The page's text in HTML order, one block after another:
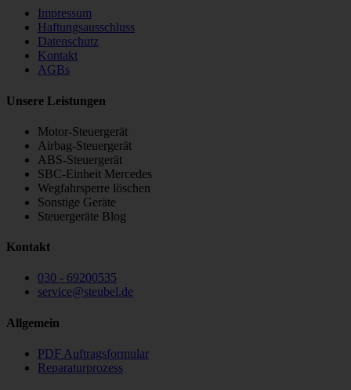
Impressum
Haftungsausschluss
Datenschutz
Kontakt
AGBs
Unsere Leistungen
Motor-Steuergerät
Airbag-Steuergerät
ABS-Steuergerät
SBC-Einheit Mercedes
Wegfahrsperre löschen
Sonstige Geräte
Steuergeräte Blog
Kontakt
030 - 69200535
service@steubel.de
Allgemein
PDF Auftragsformular
Reparaturprozess